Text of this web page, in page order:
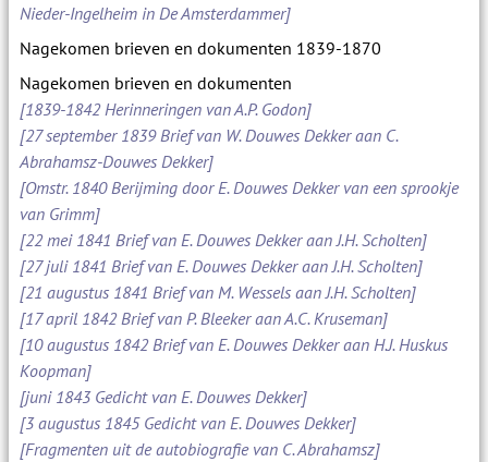
Nieder-Ingelheim in De Amsterdammer]
Nagekomen brieven en dokumenten 1839-1870
Nagekomen brieven en dokumenten
[1839-1842 Herinneringen van A.P. Godon]
[27 september 1839 Brief van W. Douwes Dekker aan C.
Abrahamsz-Douwes Dekker]
[Omstr. 1840 Berijming door E. Douwes Dekker van een sprookje
van Grimm]
[22 mei 1841 Brief van E. Douwes Dekker aan J.H. Scholten]
[27 juli 1841 Brief van E. Douwes Dekker aan J.H. Scholten]
[21 augustus 1841 Brief van M. Wessels aan J.H. Scholten]
[17 april 1842 Brief van P. Bleeker aan A.C. Kruseman]
[10 augustus 1842 Brief van E. Douwes Dekker aan H.J. Huskus
Koopman]
[juni 1843 Gedicht van E. Douwes Dekker]
[3 augustus 1845 Gedicht van E. Douwes Dekker]
[Fragmenten uit de autobiografie van C. Abrahamsz]